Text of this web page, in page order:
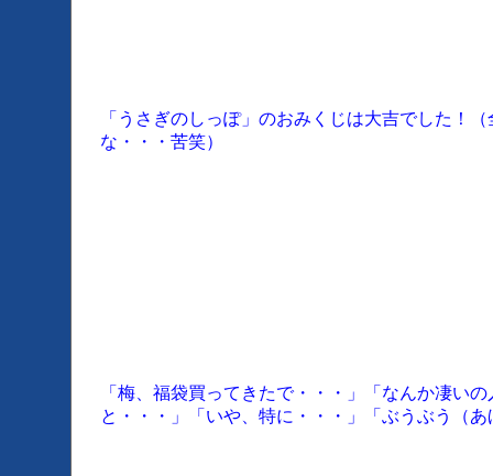
「うさぎのしっぽ」のおみくじは大吉でした！
な・・・苦笑）
「梅、福袋買ってきたで・・・」「なんか凄い
と・・・」「いや、特に・・・」「ぶうぶう（